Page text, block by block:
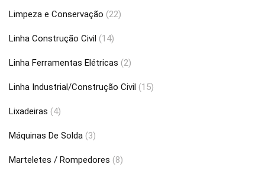
Limpeza e Conservação (22)
Linha Construção Civil (14)
Linha Ferramentas Elétricas (2)
Linha Industrial/Construção Civil (15)
Lixadeiras (4)
Máquinas De Solda (3)
Marteletes / Rompedores (8)